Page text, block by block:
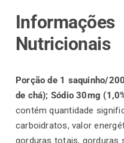
Informações
Nutricionais
Porção de 1 saquinho/
de chá); Sódio 30mg
contém quantidade
carboidratos, valor
gorduras totais, gorduras